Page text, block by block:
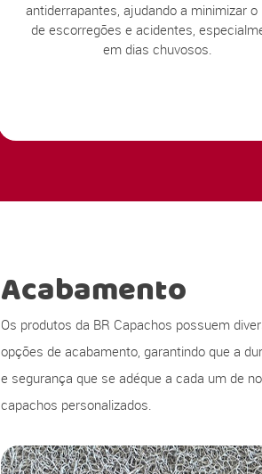
antiderrapantes, ajudando a minimizar o
de escorregões e acidentes,
em dias chuvosos.
Acabamento
Os produtos da BR Capachos possuem
opções de acabamento, garantindo que a
e segurança que se adéque a cada um de
capachos personalizados.